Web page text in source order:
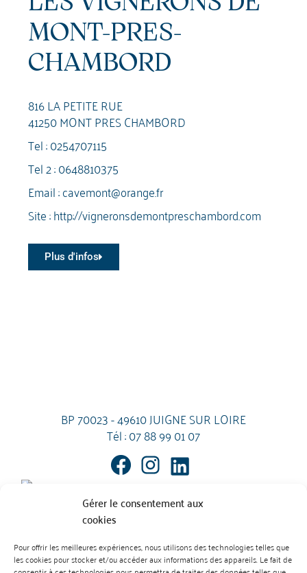
Gérer le consentement aux
cookies
Pour offrir les meilleures expériences, nous utilisons des technologies telles que
les cookies pour stocker et/ou accéder aux informations des appareils. Le fait de
MONT-PRES-
CHAMBORD
816 LA PETITE RUE
41250 MONT PRES CHAMBORD
Tel :0254707115
Tel 2 :0648810375
Email :cavemont@orange.fr
Site :http://vigneronsdemontpreschambord.com
Plus d'infos
BP 70023 - 49610 JUIGNE SUR LOIRE
Tél :07 88 99 01 07
Mentions Légales